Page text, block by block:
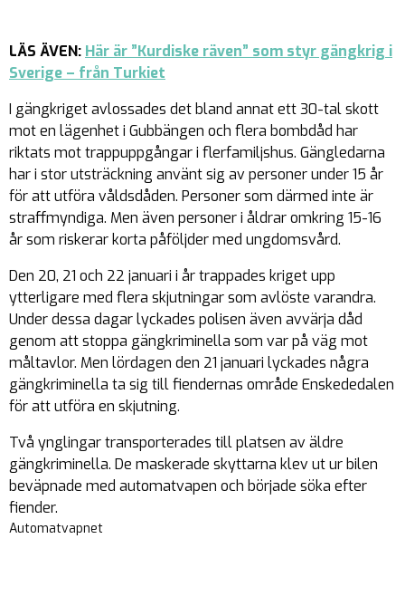
LÄS ÄVEN: Här är ”Kurdiske räven” som styr gängkrig i
Sverige – från Turkiet
I gängkriget avlossades det bland annat ett 30-tal skott
mot en lägenhet i Gubbängen och flera bombdåd har
riktats mot trappuppgångar i flerfamiljshus. Gängledarna
har i stor utsträckning använt sig av personer under 15 år
för att utföra våldsdåden. Personer som därmed inte är
straffmyndiga. Men även personer i åldrar omkring 15-16
år som riskerar korta påföljder med ungdomsvård.
Den 20, 21 och 22 januari i år trappades kriget upp
ytterligare med flera skjutningar som avlöste varandra.
Under dessa dagar lyckades polisen även avvärja dåd
genom att stoppa gängkriminella som var på väg mot
måltavlor. Men lördagen den 21 januari lyckades några
gängkriminella ta sig till fiendernas område Enskededalen
för att utföra en skjutning.
Två ynglingar transporterades till platsen av äldre
gängkriminella. De maskerade skyttarna klev ut ur bilen
beväpnade med automatvapen och började söka efter
fiender.
Automatvapnet